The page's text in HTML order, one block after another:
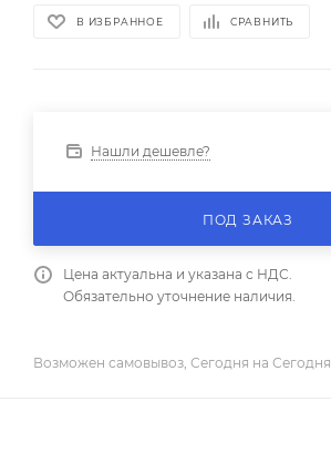
В ИЗБРАННОЕ СРАВНИТЬ
Нашли дешевле?
ПОД ЗАКАЗ
Цена актуальна и указана с НДС.
Обязательно уточнение наличия.
Возможен самовывоз, Сегодня на Сегодня.